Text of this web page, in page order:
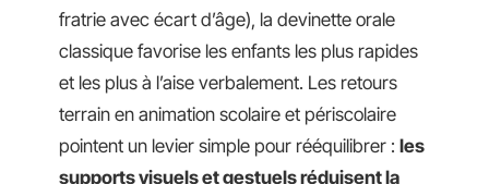
fratrie avec écart d’âge), la devinette orale
classique favorise les enfants les plus rapides
et les plus à l’aise verbalement. Les retours
terrain en animation scolaire et périscolaire
pointent un levier simple pour rééquilibrer : les
supports visuels et gestuels réduisent la